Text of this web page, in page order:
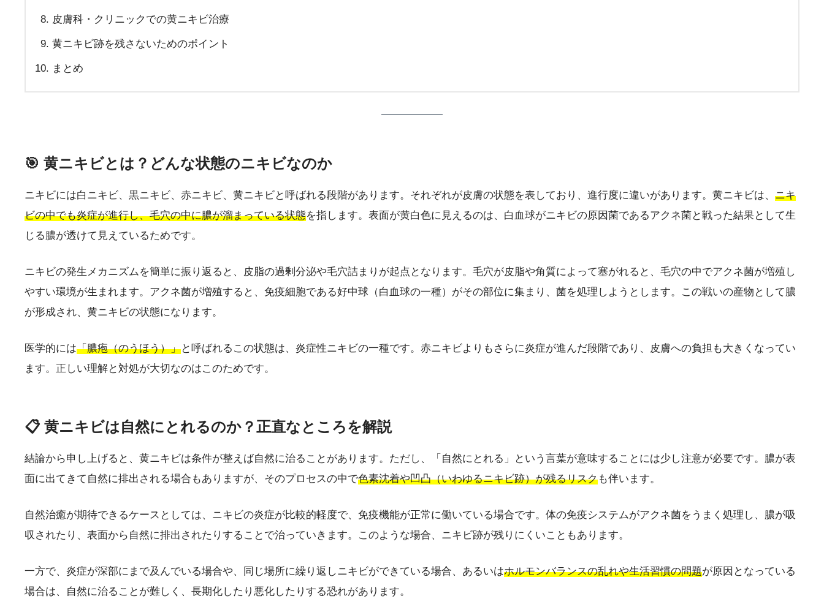
皮膚科・クリニックでの黄ニキビ治療
黄ニキビ跡を残さないためのポイント
まとめ
🎯 黄ニキビとは？どんな状態のニキビなのか
ニキビには白ニキビ、黒ニキビ、赤ニキビ、黄ニキビと呼ばれる段階があります。それぞれが皮膚の状態を表しており、進行度に違いがあります。黄ニキビは、 ニキ
ビの中でも炎症が進行し、毛穴の中に膿が溜まっている状態を指します。表面が黄白色に見えるのは、白血球がニキビの原因菌であるアクネ菌と戦った結果として生
じる膿が透けて見えているためです。
ニキビの発生メカニズムを簡単に振り返ると、皮脂の過剰分泌や毛穴詰まりが起点となります。毛穴が皮脂や角質によって塞がれると、毛穴の中でアクネ菌が増殖し
やすい環境が生まれます。アクネ菌が増殖すると、免疫細胞である好中球（白血球の一種）がその部位に集まり、菌を処理しようとします。この戦いの産物として膿
が形成され、黄ニキビの状態になります。
医学的には「膿疱（のうほう）」と呼ばれるこの状態は、炎症性ニキビの一種です。赤ニキビよりもさらに炎症が進んだ段階であり、皮膚への負担も大きくなってい
ます。正しい理解と対処が大切なのはこのためです。
📋 黄ニキビは自然にとれるのか？正直なところを解説
結論から申し上げると、黄ニキビは条件が整えば自然に治ることがあります。ただし、「自然にとれる」という言葉が意味することには少し注意が必要です。膿が表
面に出てきて自然に排出される場合もありますが、そのプロセスの中で色素沈着や凹凸（いわゆるニキビ跡）が残るリスクも伴います。
自然治癒が期待できるケースとしては、ニキビの炎症が比較的軽度で、免疫機能が正常に働いている場合です。体の免疫システムがアクネ菌をうまく処理し、膿が吸
収されたり、表面から自然に排出されたりすることで治っていきます。このような場合、ニキビ跡が残りにくいこともあります。
一方で、炎症が深部にまで及んでいる場合や、同じ場所に繰り返しニキビができている場合、あるいはホルモンバランスの乱れや生活習慣の問題が原因となっている
場合は、自然に治ることが難しく、長期化したり悪化したりする恐れがあります。